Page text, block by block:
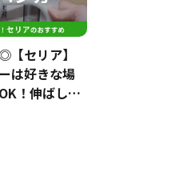
セリア】
は好きな場
！伸ばして